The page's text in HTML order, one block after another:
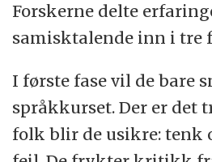
Forskerne delte
samisktalende inn i tre
I første fase vil de bare
språkkurset. Der er det
folk blir de usikre: tenk